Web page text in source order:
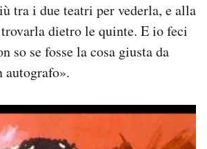
tra i due teatri per vederla, e alla
dietro le quinte. E io feci
so se fosse la cosa giusta da
autografo».